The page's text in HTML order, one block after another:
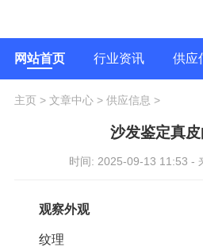
网站首页 行业资讯 供应
主页> 文章中心> 供应信息 >
沙发鉴定真
时间: 2025-09-13 11:53 -
观察外观
纹理